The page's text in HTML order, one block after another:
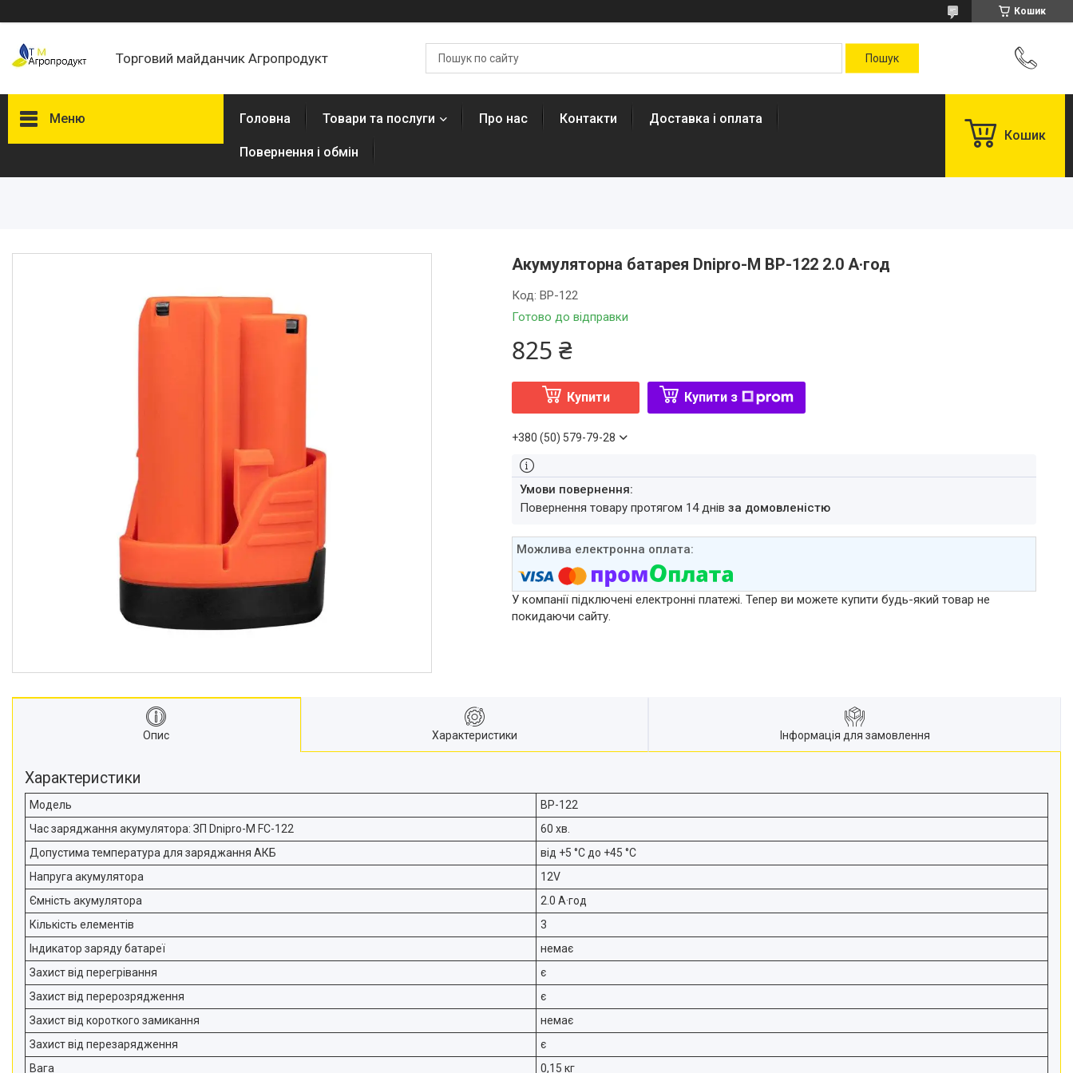
Кошик
Торговий майданчик Агропродукт
Меню
Поширені запитання
Доставка та оплата
Головна Товари та послуги Про нас Контакти Доставка і оплата
Повернення і обмін
Кошик
Акумуляторна батарея Dnipro-M BP-122 2.0 А·год
Готово до відправки
Код:BP-122
825 ₴
Купити Купити з
+380 (50) 579-79-28
повернення товару протягом 14 днівза домовленістю
У компанії підключені електронні платежі. Тепер ви можете купити будь-який товар не
покидаючи сайту.
Опис Характеристики Інформація для замовлення
Характеристики
Модель
BP-122
Час заряджання акумулятора: ЗП Dnipro-M FC-122
60 хв.
Допустима температура для заряджання АКБ
від +5 °C до +45 °C
Напруга акумулятора
12V
Ємність акумулятора
2.0 А·год
Кількість елементів
3
Індикатор заряду батареї
немає
Захист від перегрівання
є
Захист від перерозрядження
є
Захист від короткого замикання
немає
Захист від перезарядження
є
Вага
0,15 кг